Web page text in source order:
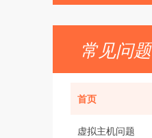
常见问题
首页
虚拟主机问题